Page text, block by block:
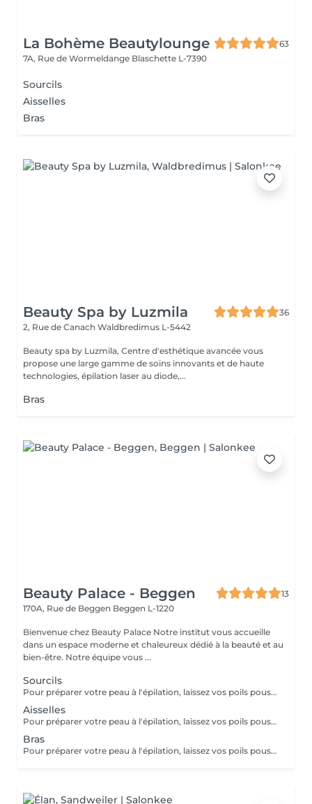
La Bohème Beautylounge
63
7A, Rue de Wormeldange Blaschette L-7390
Sourcils
Aisselles
Bras
Beauty Spa by Luzmila
36
2, Rue de Canach Waldbredimus L-5442
Beauty spa by Luzmila, Centre d'esthétique avancée vous
propose une large gamme de soins innovants et de haute
technologies, épilation laser au diode,...
Bras
Beauty Palace - Beggen
13
170A, Rue de Beggen Beggen L-1220
Bienvenue chez Beauty Palace Notre institut vous accueille
dans un espace moderne et chaleureux dédié à la beauté et au
bien-être. Notre équipe vous ...
Sourcils
Pour préparer votre peau à l'épilation, laissez vos poils pousser pendant au moins deux semaines après le dernier rasage pour assurer une longueur adéquate. Il est également recommandé, mais non indispensable, d'effectuer un gommage doux 24 heures avant la séance pour éliminer les cellules mortes et faciliter l'extraction des poils. Le jour de l'épilation, évitez d'appliquer des crèmes ou des huiles sur la zone concernée afin d'assurer une bonne adhérence de la cire. Enfin, protégez votre peau en évitant l'exposition au soleil ou les séances de bronzage, qui pourraient la rendre plus sensible et irritable.
Aisselles
Pour préparer votre peau à l'épilation, laissez vos poils pousser pendant au moins deux semaines après le dernier rasage pour assurer une longueur adéquate. Il est également recommandé, mais non indispensable, d'effectuer un gommage doux 24 heures avant la séance pour éliminer les cellules mortes et faciliter l'extraction des poils. Le jour de l'épilation, évitez d'appliquer des crèmes ou des huiles sur la zone concernée afin d'assurer une bonne adhérence de la cire. Enfin, protégez votre peau en évitant l'exposition au soleil ou les séances de bronzage, qui pourraient la rendre plus sensible et irritable.
Bras
Pour préparer votre peau à l'épilation, laissez vos poils pousser pendant au moins deux semaines après le dernier rasage pour assurer une longueur adéquate. Il est également recommandé, mais non indispensable, d'effectuer un gommage doux 24 heures avant la séance pour éliminer les cellules mortes et faciliter l'extraction des poils. Le jour de l'épilation, évitez d'appliquer des crèmes ou des huiles sur la zone concernée afin d'assurer une bonne adhérence de la cire. Enfin, protégez votre peau en évitant l'exposition au soleil ou les séances de bronzage, qui pourraient la rendre plus sensible et irritable.